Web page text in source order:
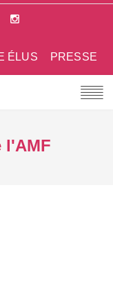
PRESSE
ÉLUS
l'AMF